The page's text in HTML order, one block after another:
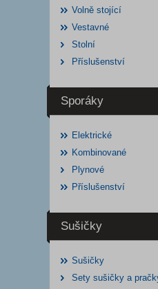
Volně stojící
Vestavné
Stolní
Příslušenství
Sporáky
Elektrické
Kombinované
Plynové
Příslušenství
Sušičky
Sušičky
Sety sušičky a